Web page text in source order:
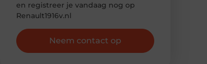
en registreer je vandaag nog op
Renault1916v.nl
Neem contact op